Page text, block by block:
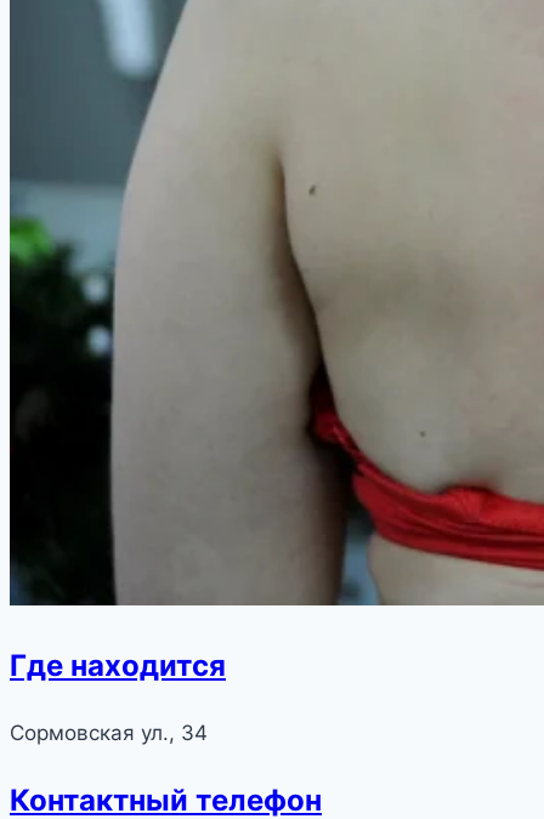
Где находится
Сормовская ул., 34
Контактный телефон